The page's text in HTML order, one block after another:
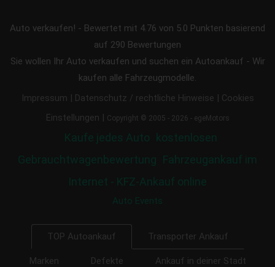
Auto verkaufen! - Bewertet mit 4.76 von 5.0 Punkten basierend
auf 290 Bewertungen
Sie wollen Ihr Auto verkaufen und suchen ein Autoankauf - Wir
kaufen alle Fahrzeugmodelle.
Impressum | Datenschutz / rechtliche Hinweise | Cookies
Einstellungen | Copyright © 2005 - 2026 - egeMotors
Kaufe jedes Auto kostenlosen
Gebrauchtwagenbewertung Fahrzeugankauf im
Internet - KFZ-Ankauf online
Auto Events
TOP Autoankauf Transporter Ankauf
Marken Defekte Ankauf in deiner Stadt